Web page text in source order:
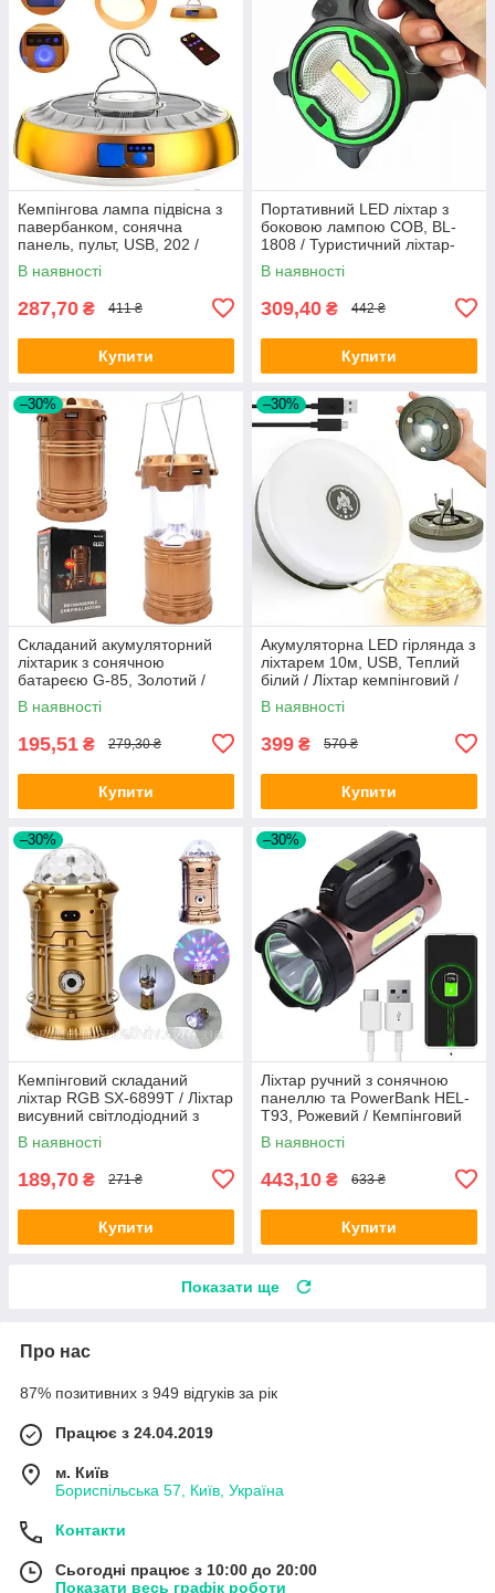
Кемпінгова лампа підвісна з
павербанком, сонячна
панель, пульт, USB, 202 /
Акумуляторний ліхтар
світильник
В наявності
287,70 ₴ 411 ₴
Купити
Портативний LED ліхтар з
боковою лампою COB, BL-
1808 / Туристичний ліхтар-
прожектор
В наявності
309,40 ₴ 442 ₴
Купити
–30%
Складаний акумуляторний
ліхтарик з сонячною
батареєю G-85, Золотий /
Туристична світлодіодна
лампа
В наявності
195,51 ₴ 279,30 ₴
Купити
–30%
Акумуляторна LED гірлянда з
ліхтарем 10м, USB, Теплий
білий / Ліхтар кемпінговий /
Світлодіодна гірлянда
В наявності
399 ₴ 570 ₴
Купити
–30%
Кемпінговий складаний
ліхтар RGB SX-6899T / Ліхтар
висувний світлодіодний з
диско-лампою і USB Жовтий
В наявності
189,70 ₴ 271 ₴
Купити
–30%
Ліхтар ручний з сонячною
панеллю та PowerBank HEL-
T93, Рожевий / Кемпінговий
переносний ліхтар на
акумуляторі
В наявності
443,10 ₴ 633 ₴
Купити
Показати ще
Про нас
87% позитивних з 949 відгуків за рік
Працює з 24.04.2019
м. Київ
Бориспільська 57, Київ, Україна
Контакти
Сьогодні працює з 10:00 до 20:00
Показати весь графік роботи